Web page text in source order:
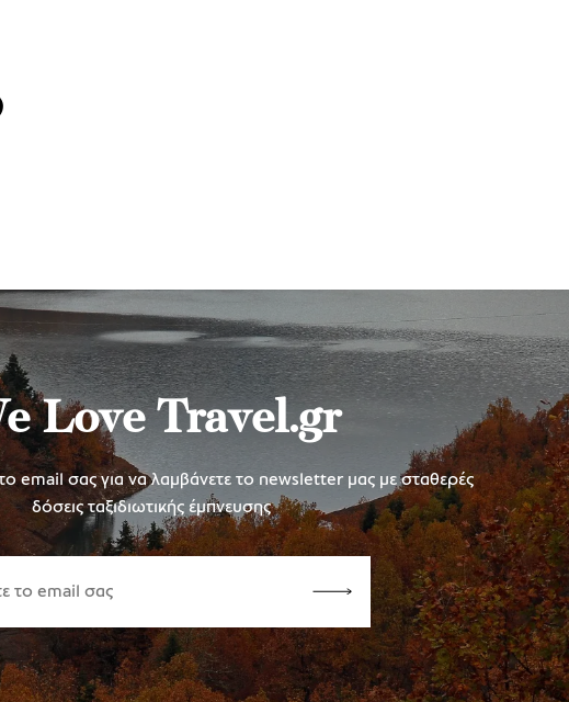
Love Travel.gr
email σας για να λαμβάνετε το newsletter μας με σταθερές
δόσεις ταξιδιωτικής έμπνευσης